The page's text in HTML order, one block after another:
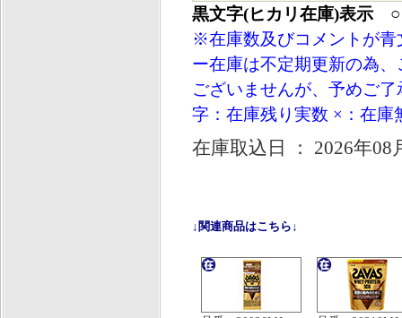
黒文字(ヒカリ在庫)表示
※在庫数及びコメントが青
ー在庫は不定期更新の為
ございませんが、予めご
字：在庫残り実数 ×：在庫
在庫取込日 ： 2026年08
↓関連商品はこちら↓